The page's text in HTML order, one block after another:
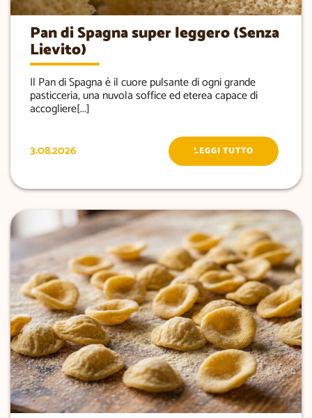
Pan di Spagna super leggero (Senza
Lievito)
Il Pan di Spagna è il cuore pulsante di ogni grande
pasticceria, una nuvola soffice ed eterea capace di
accogliere[...]
3.08.2026 LEGGI TUTTO